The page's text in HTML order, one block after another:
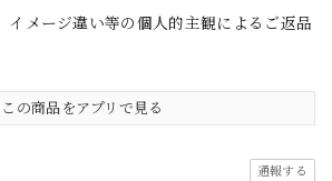
メージ違い等の個人的主観によるご返品
この商品をアプリで見る
通報する